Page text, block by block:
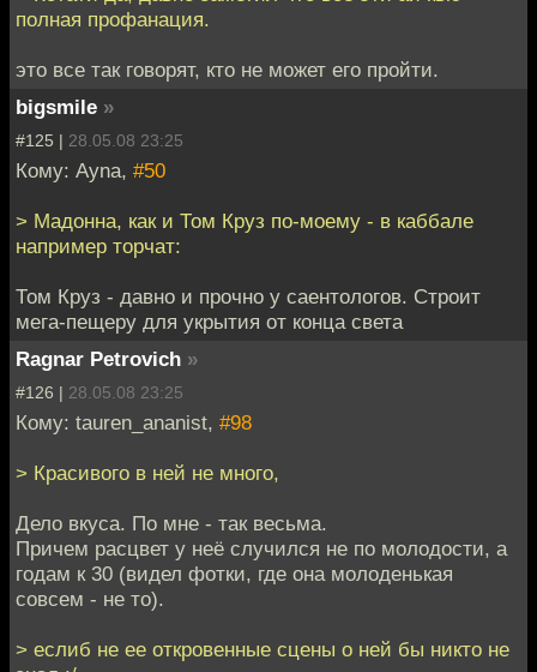
полная профанация.
это все так говорят, кто не может его пройти.
bigsmile »
#125 | 28.05.08 23:25
Кому: Ayna, #50
> Мадонна, как и Том Круз по-моему - в каббале
например торчат:
Том Круз - давно и прочно у саентологов. Строит
мега-пещеру для укрытия от конца света
Ragnar Petrovich »
#126 | 28.05.08 23:25
Кому: tauren_ananist, #98
> Красивого в ней не много,
Дело вкуса. По мне - так весьма.
Причем расцвет у неё случился не по молодости, а
годам к 30 (видел фотки, где она молоденькая
совсем - не то).
> еслиб не ее откровенные сцены о ней бы никто не